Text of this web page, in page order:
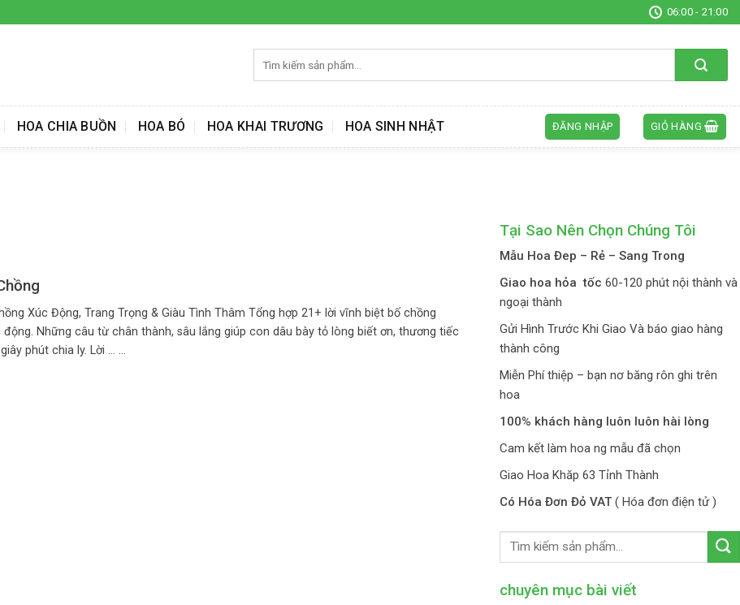
06:00 - 21:00
kiếm:
HOA CHIA BUỒN HOA BÓ HOA KHAI TRƯƠNG HOA SINH NHẬT ĐĂNG NHẬP GIỎ HÀNG
Xúc Động, Trang Trọng & Giàu Tình Thâm Tổng hợp 21+ lời vĩnh biệt bố chồng
Những câu từ chân thành, sâu lắng giúp con dâu bày tỏ lòng biết ơn, thương tiếc
phút chia ly. Lời ... ...
Tại Sao Nên Chọn Chúng Tôi
Mẫu Hoa Đep – Rẻ – Sang Trong
Giao hoa hỏa tốc 60-120 phút nội thành và
ngoại thành
Gửi Hình Trước Khi Giao Và báo giao hàng
thành công
Miễn Phí thiệp – bạn nơ băng rôn ghi trên
hoa
100% khách hàng luôn luôn hài lòng
Cam kết làm hoa ng mẫu đã chọn
Giao Hoa Khăp 63 Tỉnh Thành
Có Hóa Đơn Đỏ VAT ( Hóa đơn điện tử )
chuyên mục bài viết